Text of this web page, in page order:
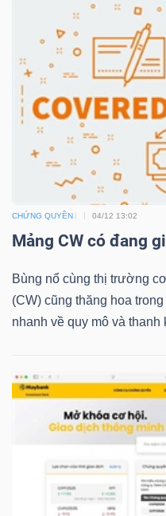
CHỨNG QUYỀN 04/12 13:02
Mảng CW có đang
Bùng nổ cùng thị trường
(CW) cũng thăng hoa
nhanh về quy mô và thanh
CÔNG
CỤ
TƯ
TRUY
DỮ
LIỆU
VS-
SECTOR